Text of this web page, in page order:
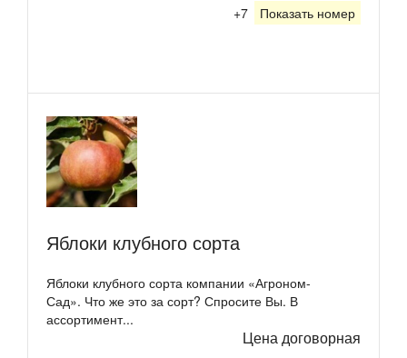
+7 Показать номер
Яблоки клубного сорта
Яблоки клубного сорта компании «Агроном-
Сад». Что же это за сорт? Спросите Вы. В
ассортимент...
Цена договорная